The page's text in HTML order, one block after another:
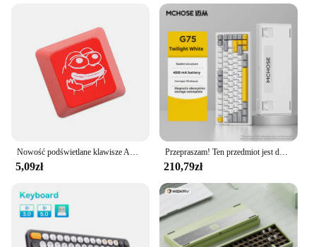
5,09zł
Przepraszam! Ten przedmiot jest dostępny z magazynu!
210,79zł